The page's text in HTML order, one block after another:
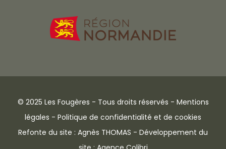
© 2025 Les Fougères - Tous droits réservés - Mentions
légales - Politique de confidentialité et de cookies
Refonte du site : Agnès THOMAS - Développement du